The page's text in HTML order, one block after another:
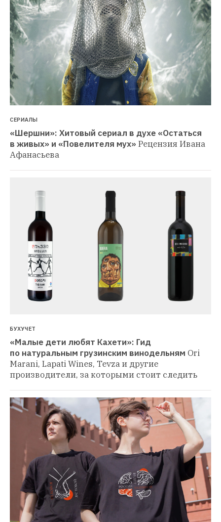
СЕРИАЛЫ
«Шершни»: Хитовый сериал в духе «Остаться
в живых» и «Повелителя мух» Рецензия Ивана
Афанасьева
БУХУЧЕТ
«Малые дети любят Кахети»: Гид
по натуральным грузинским винодельням Ori
Marani, Lapati Wines, Tevza и другие
производители, за которыми стоит следить